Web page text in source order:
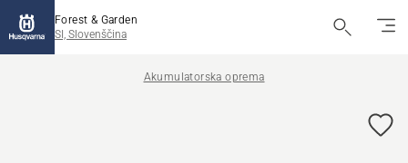
Forest & Garden
SI, Slovenščina
Akumulatorska oprema